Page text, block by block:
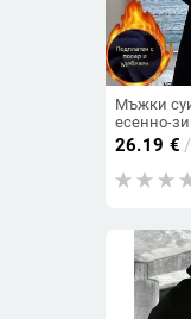
Мъжки
есенно-
силует,
с каре
26.19 € /